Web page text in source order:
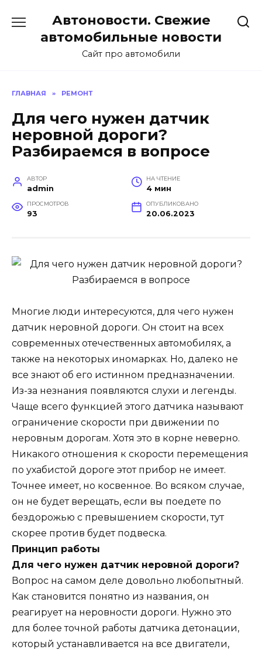
содержанию
Автоновости. Свежие
автомобильные новости
Сайт про автомобили
ГЛАВНАЯ » РЕМОНТ
Для чего нужен датчик
неровной дороги?
Разбираемся в вопросе
АВТОР
admin
НА ЧТЕНИЕ
4 мин
ПРОСМОТРОВ
93
ОПУБЛИКОВАНО
20.06.2023
Многие люди интересуются, для чего нужен
датчик неровной дороги. Он стоит на всех
современных отечественных автомобилях, а
также на некоторых иномарках. Но, далеко не
все знают об его истинном предназначении.
Из-за незнания появляются слухи и легенды.
Чаще всего функцией этого датчика называют
ограничение скорости при движении по
неровным дорогам. Хотя это в корне неверно.
Никакого отношения к скорости перемещения
по ухабистой дороге этот прибор не имеет.
Точнее имеет, но косвенное. Во всяком случае,
он не будет верещать, если вы поедете по
бездорожью с превышением скорости, тут
скорее против будет подвеска.
Принцип работы
Для чего нужен датчик неровной дороги?
Вопрос на самом деле довольно любопытный.
Как становится понятно из названия, он
реагирует на неровности дороги. Нужно это
для более точной работы датчика детонации,
который устанавливается на все двигатели,